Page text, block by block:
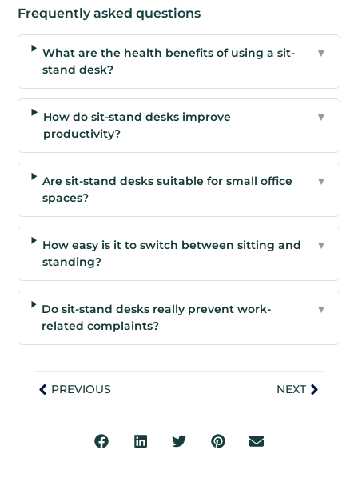
Frequently asked questions
What are the health benefits of using a sit-
stand desk?
▼
How do sit-stand desks improve
productivity?
▼
Are sit-stand desks suitable for small office
spaces?
▼
How easy is it to switch between sitting and
standing?
▼
Do sit-stand desks really prevent work-
related complaints?
▼
PREVIOUS NEXT